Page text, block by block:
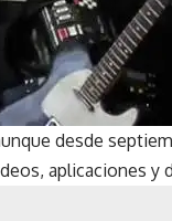
desde
aplicaciones y